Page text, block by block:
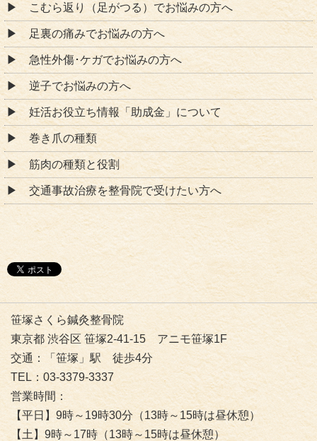
こむら返り（足がつる）でお悩みの方へ
足裏の痛みでお悩みの方へ
急性外傷･ケガでお悩みの方へ
逆子でお悩みの方へ
妊活お役立ち情報「助成金」について
巻き爪の種類
筋肉の種類と役割
交通事故治療を整骨院で受けたい方へ
笹塚さくら鍼灸整骨院
東京都 渋谷区 笹塚2-41-15 アニモ笹塚1F
交通：「笹塚」駅 徒歩4分
TEL：03-3379-3337
営業時間：
【平日】9時～19時30分（13時～15時は昼休憩）
【土】9時～17時（13時～15時は昼休憩）